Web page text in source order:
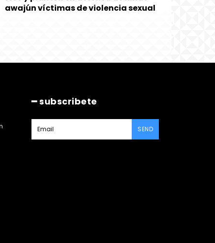
awajún víctimas de violencia sexual
━ subscribete
SEND